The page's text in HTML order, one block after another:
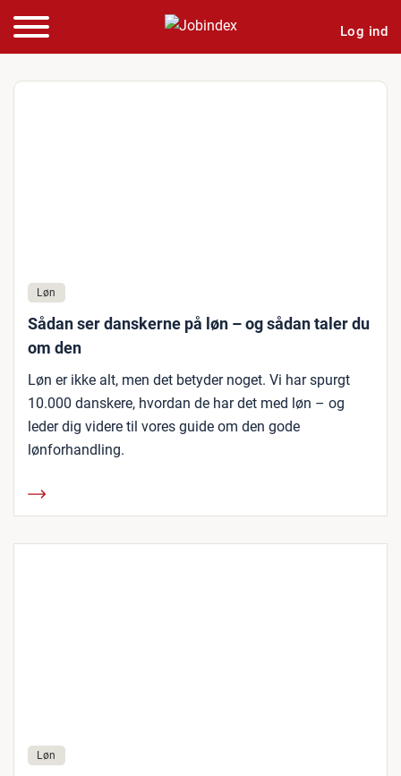
Log ind
Løn
Sådan ser danskerne på løn – og sådan taler du
om den
Løn er ikke alt, men det betyder noget. Vi har spurgt
10.000 danskere, hvordan de har det med løn – og
leder dig videre til vores guide om den gode
lønforhandling.
Løn